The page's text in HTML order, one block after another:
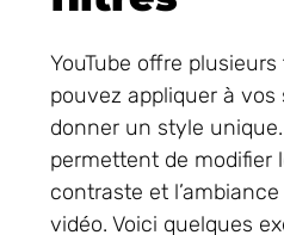
YouTube offre plusieurs
pouvez appliquer à
donner un style
permettent de modifier
contraste et
vidéo. Voici quelques